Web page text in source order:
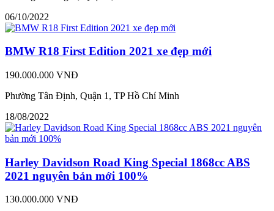
06/10/2022
BMW R18 First Edition 2021 xe đẹp mới
190.000.000 VNĐ
Phường Tân Định, Quận 1, TP Hồ Chí Minh
18/08/2022
Harley Davidson Road King Special 1868cc ABS
2021 nguyên bản mới 100%
130.000.000 VNĐ